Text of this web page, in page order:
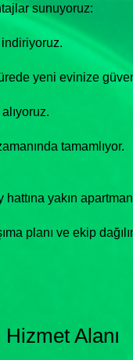
sunuyoruz:
yeni evinize
tamamlıyor.
yakın
planı ve ekip
Alanı